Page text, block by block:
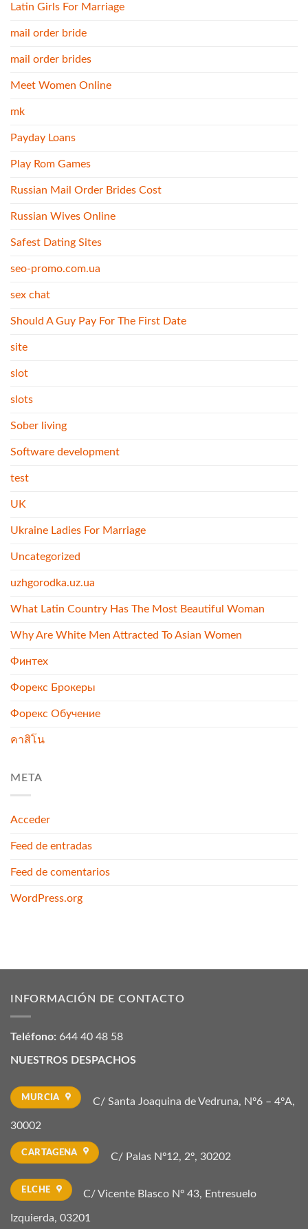
Latin Girls For Marriage
mail order bride
mail order brides
Meet Women Online
mk
Payday Loans
Play Rom Games
Russian Mail Order Brides Cost
Russian Wives Online
Safest Dating Sites
seo-promo.com.ua
sex chat
Should A Guy Pay For The First Date
site
slot
slots
Sober living
Software development
test
UK
Ukraine Ladies For Marriage
Uncategorized
uzhgorodka.uz.ua
What Latin Country Has The Most Beautiful Woman
Why Are White Men Attracted To Asian Women
Финтех
Форекс Брокеры
Форекс Обучение
คาสิโน
META
Acceder
Feed de entradas
Feed de comentarios
WordPress.org
INFORMACIÓN DE CONTACTO
Teléfono: 644 40 48 58
NUESTROS DESPACHOS
MURCIA C/ Santa Joaquina de Vedruna, Nº6 – 4ºA,
30002
CARTAGENA C/ Palas Nº12, 2º, 30202
ELCHE C/ Vicente Blasco Nº 43, Entresuelo
Izquierda, 03201